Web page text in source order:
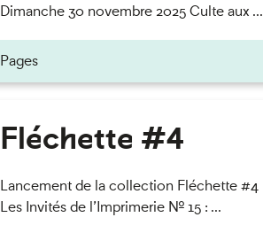
Dimanche 30 novembre 2025 Culte aux ...
Pages
Fléchette #4
Lancement de la collection Fléchette #4
Les Invités de l’Imprimerie n° 15 : ...